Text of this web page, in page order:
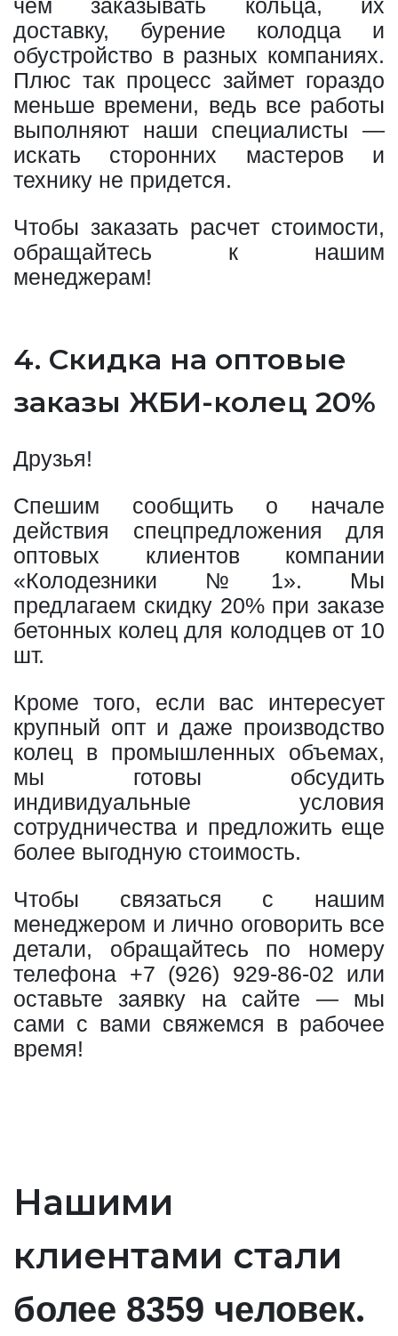
чем заказывать кольца, их
доставку, бурение колодца и
обустройство в разных компаниях.
Плюс так процесс займет гораздо
меньше времени, ведь все работы
выполняют наши специалисты —
искать сторонних мастеров и
технику не придется.
Чтобы заказать расчет стоимости,
обращайтесь к нашим
менеджерам!
4. Скидка на оптовые
заказы ЖБИ-колец 20%
Друзья!
Спешим сообщить о начале
действия спецпредложения для
оптовых клиентов компании
«Колодезники №1». Мы
предлагаем скидку 20% при заказе
бетонных колец для колодцев от 10
шт.
Кроме того, если вас интересует
крупный опт и даже производство
колец в промышленных объемах,
мы готовы обсудить
индивидуальные условия
сотрудничества и предложить еще
более выгодную стоимость.
Чтобы связаться с нашим
менеджером и лично оговорить все
детали, обращайтесь по номеру
телефона +7 (926) 929-86-02 или
оставьте заявку на сайте — мы
сами с вами свяжемся в рабочее
время!
Нашими
клиентами стали
более 8359 человек.